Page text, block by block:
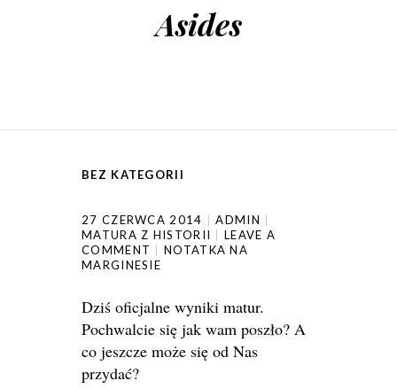
Asides
BEZ KATEGORII
27 CZERWCA 2014
ADMIN
MATURA Z HISTORII
LEAVE A
COMMENT
NOTATKA NA
MARGINESIE
Dziś oficjalne wyniki matur.
Pochwalcie się jak wam poszło? A
co jeszcze może się od Nas
przydać?